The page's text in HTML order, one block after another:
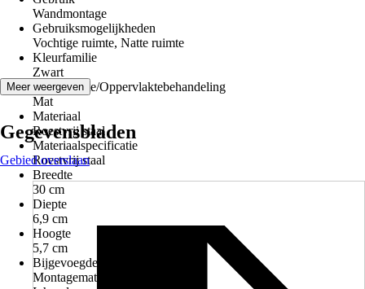
Wandmontage
Gebruiksmogelijkheden
Vochtige ruimte, Natte ruimte
Kleurfamilie
Zwart
Oppervlakte/Oppervlaktebehandeling
Mat
Materiaal
Roestvrij staal
Materiaalspecificatie
Roestvrij staal
Breedte
30 cm
Diepte
6,9 cm
Hoogte
5,7 cm
Bijgevoegde bevestiging
Montagemateriaal
Meer weergeven
Gegevensbladen
Gebied overslaan